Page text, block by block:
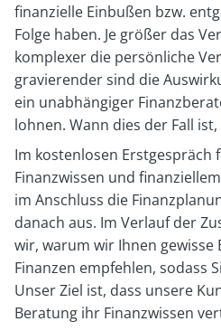
finanzielle Einbußen bzw.
Folge haben. Je größer das
komplexer die persönliche
gravierender sind die
ein unabhängiger
lohnen. Wann dies der Fall
Im kostenlosen Erstgespräch
Finanzwissen und
im Anschluss die
danach aus. Im Verlauf der
wir, warum wir Ihnen gewisse
Finanzen empfehlen, sodass
Unser Ziel ist, dass unsere
Beratung ihr Finanzwissen